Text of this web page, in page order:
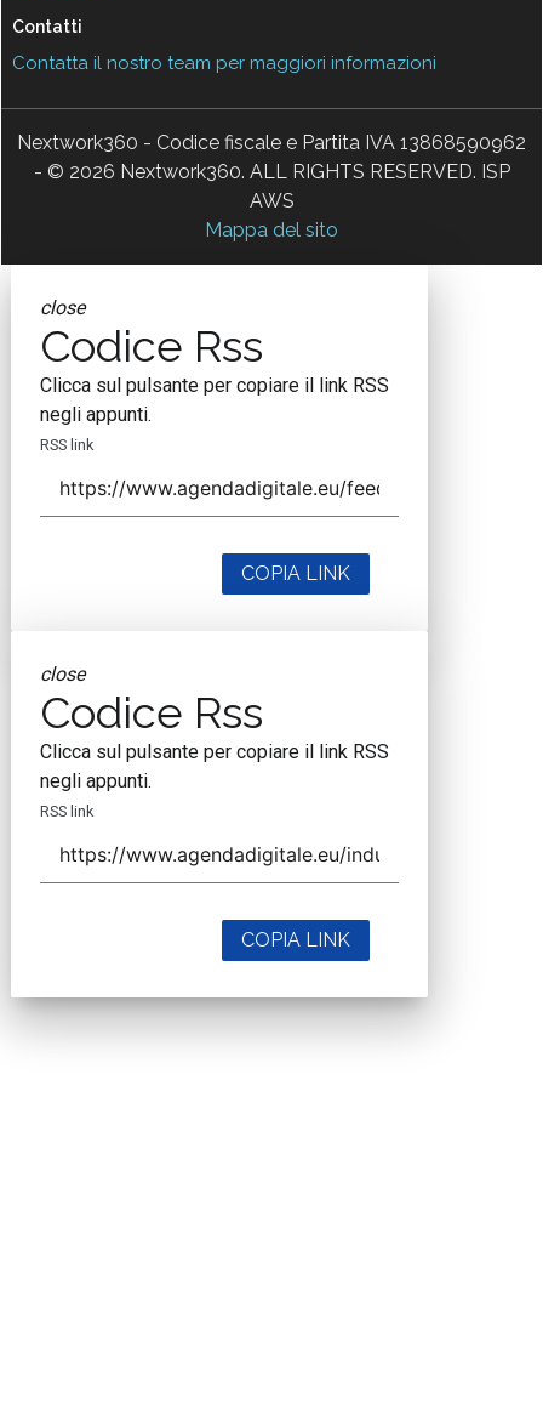
Contatti
Contatta il nostro team per maggiori informazioni
Nextwork360 - Codice fiscale e Partita IVA 13868590962
- © 2026 Nextwork360. ALL RIGHTS RESERVED. ISP
AWS
Mappa del sito
close
Codice Rss
Clicca sul pulsante per copiare il link RSS
negli appunti.
RSS link
COPIA LINK
close
Codice Rss
Clicca sul pulsante per copiare il link RSS
negli appunti.
RSS link
COPIA LINK